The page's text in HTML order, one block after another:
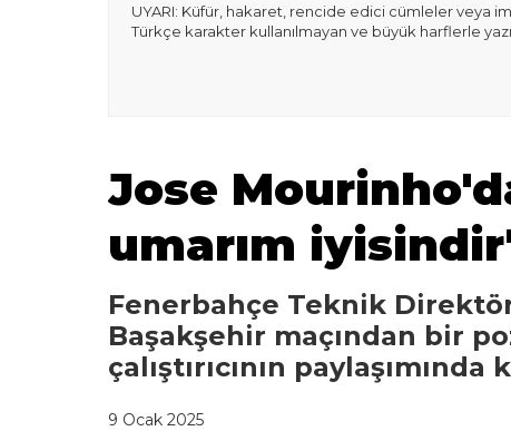
UYARI: Küfür, hakaret, rencide edici cümleler veya
Türkçe karakter kullanılmayan ve büyük harflerle
Jose
umarım
Fenerbahçe Teknik
Başakşehir maçından bir
çalıştırıcının
9 Ocak 2025